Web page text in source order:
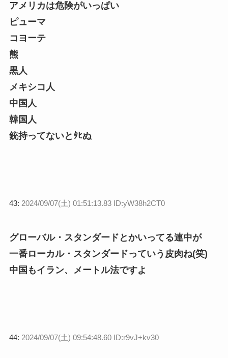
アメリカは危険がいっぱい
ピューマ
コヨーテ
熊
黒人
メキシコ人
中国人
韓国人
銃持ってないとﾀﾋぬ
43: 2024/09/07(土) 01:51:13.83 ID:yW38h2CT0
グローバル・スタンダードとかいってる連中が
一番ローカル・スタンダードっていう皮肉ね(笑)
中国もイラン、メートル法ですよ
44: 2024/09/07(土) 09:54:48.60 ID:r9vJ+kv30